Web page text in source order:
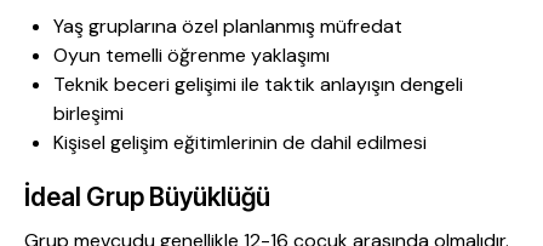
Yaş gruplarına özel planlanmış müfredat
Oyun temelli öğrenme yaklaşımı
Teknik beceri gelişimi ile taktik anlayışın dengeli
birleşimi
Kişisel gelişim eğitimlerinin de dahil edilmesi
İdeal Grup Büyüklüğü